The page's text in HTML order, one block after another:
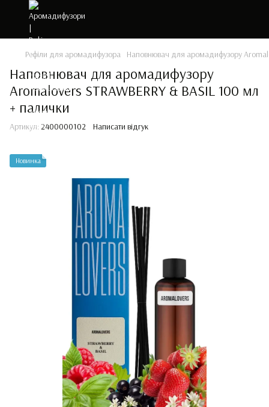
Рефіли для аромадифузора Наповнювач для аромадифузору
Наповнювач для аромадифузору
Aromalovers STRAWBERRY & BASIL 100 мл
+ палички
Артикул: 2400000102 Написати відгук
Новинка